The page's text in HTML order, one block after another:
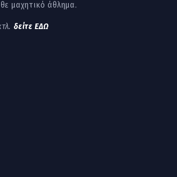
μαχητικό άθλημα.
δείτε ΕΔΩ